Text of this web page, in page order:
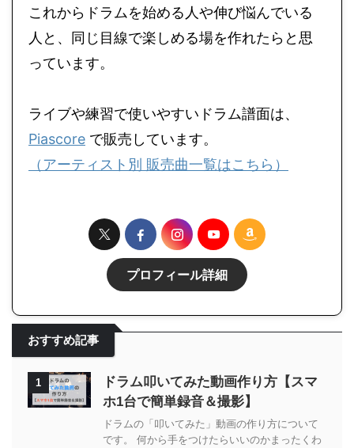
これからドラムを始める人や伸び悩んでいる
人と、同じ目線で楽しめる場を作れたらと思
っています。
ライブや練習で使いやすいドラム譜面は、
Piascore で販売しています。
（アーティスト別 販売曲一覧はこちら）
プロフィール詳細
おすすめ記事
1
ドラム叩いてみた動画作り方【スマ
ホ1台で簡単録音＆撮影】
ドラムの「叩いてみた」動画の作り方について
です。 何から手をつけたらいいのかまったくわ